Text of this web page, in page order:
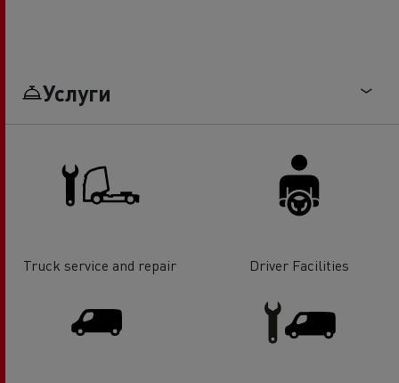
Услуги
Truck service and repair Driver Facilities